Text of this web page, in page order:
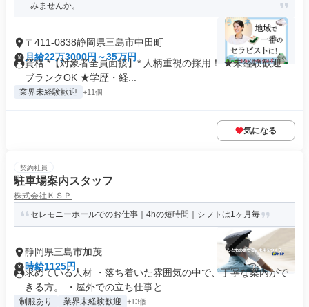
みませんか。
〒411-0838静岡県三島市中田町
月給22万3000円～35万円
資格 *【対象者全員面接】* 人柄重視の採用！ ★未経験歓迎・
ブランクOK ★学歴・経...
業界未経験歓迎 +11個
気になる
契約社員
駐車場案内スタッフ
株式会社ＫＳＰ
セレモニーホールでのお仕事｜4hの短時間｜シフトは1ヶ月毎
静岡県三島市加茂
時給1125円
求めている人材 ・落ち着いた雰囲気の中で、丁寧な案内がで
きる方。 ・屋外での立ち仕事と...
制服あり 業界未経験歓迎 +13個